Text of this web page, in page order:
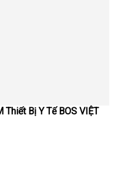
Thiết Bị Y Tế BOS VIỆT